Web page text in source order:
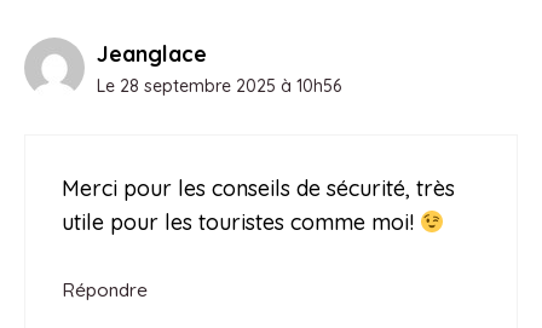
Jeanglace
Le 28 septembre 2025 à 10h56
Merci pour les conseils de sécurité, très
utile pour les touristes comme moi!
Répondre